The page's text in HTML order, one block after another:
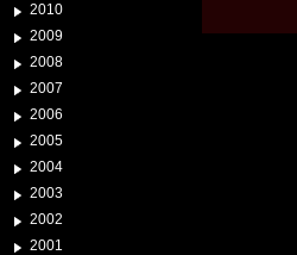
2010
2009
2008
2007
2006
2005
2004
2003
2002
2001